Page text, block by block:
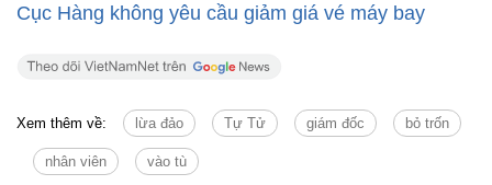
Cục Hàng không yêu cầu giảm giá vé máy bay
Xem thêm về: lừa đảo Tự Tử giám đốc bỏ trốn
nhân viên vào tù